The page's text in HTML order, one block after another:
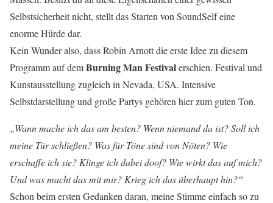
Selbstsicherheit nicht, stellt das Starten von SoundSelf eine
enorme Hürde dar.
Kein Wunder also, dass Robin Arnott die erste Idee zu diesem
Programm auf demBurning Man Festivalerschien. Festival und
Kunstausstellung zugleich in Nevada, USA. Intensive
Selbstdarstellung und große Partys gehören hier zum guten Ton.
„Wann mache ich das am besten? Wenn niemand da ist? Soll ich
meine Tür schließen? Was für Töne sind von Nöten? Wie
erschaffe ich sie? Klinge ich dabei doof? Wie wirkt das auf mich?
Und was macht das mit mir? Krieg ich das überhaupt hin?“
Schon beim ersten Gedanken daran, meine Stimme einfach so zu